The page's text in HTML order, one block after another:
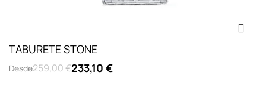
TABURETE STONE
Desde259,00 €233,10 €